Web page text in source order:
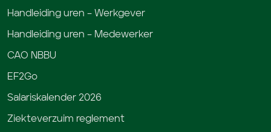
Handleiding uren – Werkgever
Handleiding uren – Medewerker
CAO NBBU
EF2Go
Salariskalender 2026
Ziekteverzuim reglement